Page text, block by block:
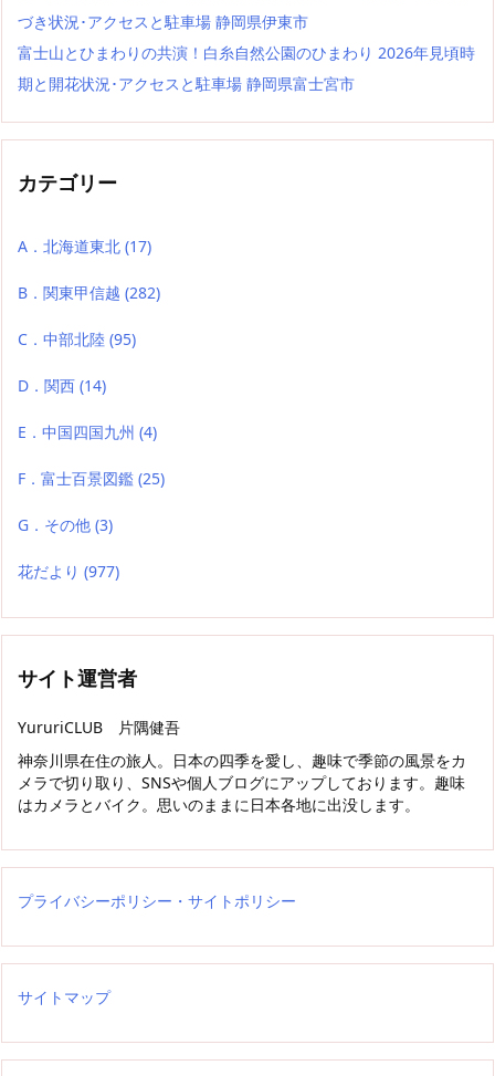
づき状況･アクセスと駐車場 静岡県伊東市
富士山とひまわりの共演！白糸自然公園のひまわり 2026年見頃時
期と開花状況･アクセスと駐車場 静岡県富士宮市
カテゴリー
A．北海道東北 (17)
B．関東甲信越 (282)
C．中部北陸 (95)
D．関西 (14)
E．中国四国九州 (4)
F．富士百景図鑑 (25)
G．その他 (3)
花だより (977)
サイト運営者
YururiCLUB 片隅健吾
神奈川県在住の旅人。日本の四季を愛し、趣味で季節の風景をカ
メラで切り取り、SNSや個人ブログにアップしております。趣味
はカメラとバイク。思いのままに日本各地に出没します。
プライバシーポリシー・サイトポリシー
サイトマップ